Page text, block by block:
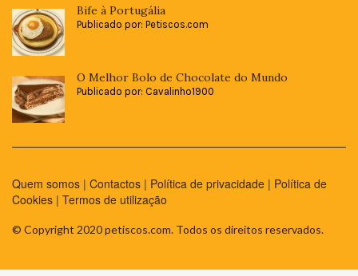
Bife à Portugália
Publicado por: Petiscos.com
O Melhor Bolo de Chocolate do Mundo
Publicado por: Cavalinho1900
Quem somos | Contactos | Política de privacidade | Política de
Cookies | Termos de utilização
© Copyright 2020 petiscos.com. Todos os direitos reservados.